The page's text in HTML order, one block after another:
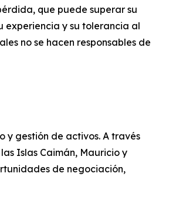
que puede superar su
experiencia y su tolerancia al
no se hacen responsables de
y gestión de activos. A través
Islas Caimán, Mauricio y
de negociación,